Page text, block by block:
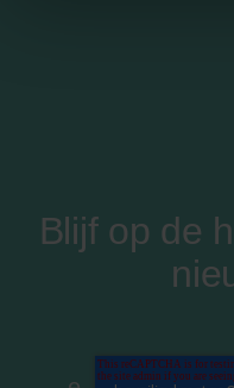
Blijf op de